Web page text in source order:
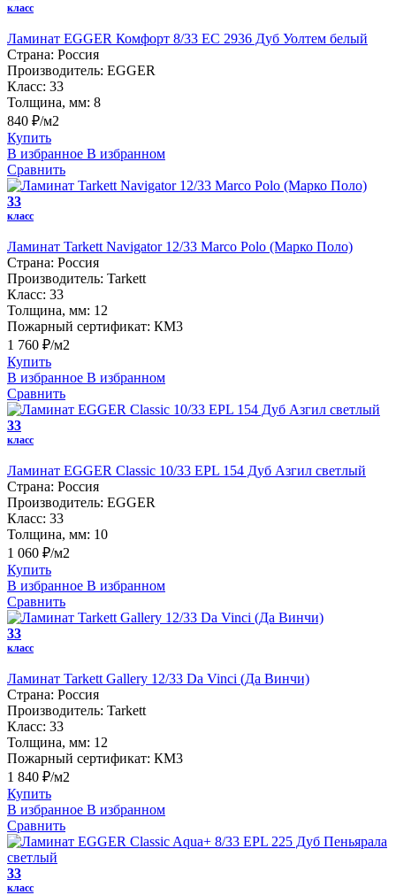
класс
Ламинат EGGER Комфорт 8/33 EC 2936 Дуб Уолтем белый
Страна: Россия
Производитель: EGGER
Класс: 33
Толщина, мм: 8
840 ₽/м2
Купить
В избранное В избранном
Сравнить
33
класс
Ламинат Tarkett Navigator 12/33 Marco Polo (Марко Поло)
Страна: Россия
Производитель: Tarkett
Класс: 33
Толщина, мм: 12
Пожарный сертификат: КМ3
1 760 ₽/м2
Купить
В избранное В избранном
Сравнить
33
класс
Ламинат EGGER Classic 10/33 EPL 154 Дуб Азгил светлый
Страна: Россия
Производитель: EGGER
Класс: 33
Толщина, мм: 10
1 060 ₽/м2
Купить
В избранное В избранном
Сравнить
33
класс
Ламинат Tarkett Gallery 12/33 Da Vinci (Да Винчи)
Страна: Россия
Производитель: Tarkett
Класс: 33
Толщина, мм: 12
Пожарный сертификат: КМ3
1 840 ₽/м2
Купить
В избранное В избранном
Сравнить
33
класс